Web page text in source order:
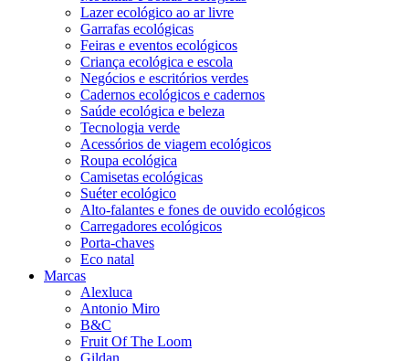
Lazer ecológico ao ar livre
Garrafas ecológicas
Feiras e eventos ecológicos
Criança ecológica e escola
Negócios e escritórios verdes
Cadernos ecológicos e cadernos
Saúde ecológica e beleza
Tecnologia verde
Acessórios de viagem ecológicos
Roupa ecológica
Camisetas ecológicas
Suéter ecológico
Alto-falantes e fones de ouvido ecológicos
Carregadores ecológicos
Porta-chaves
Eco natal
Marcas
Alexluca
Antonio Miro
B&C
Fruit Of The Loom
Gildan